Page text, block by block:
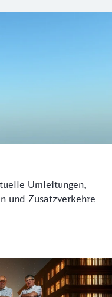
Umleitungen,
und Zusatzverkehre